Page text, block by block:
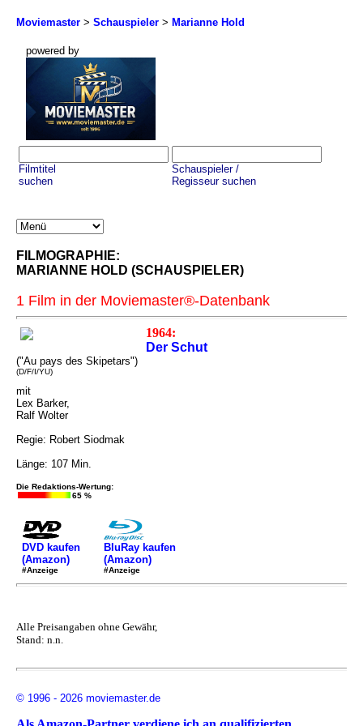
Moviemaster > Schauspieler > Marianne Hold
powered by
Filmtitel
suchen
Schauspieler /
Regisseur suchen
FILMOGRAPHIE:
MARIANNE HOLD (SCHAUSPIELER)
1 Film in der Moviemaster®-Datenbank
1964:
Der Schut
("Au pays des Skipetars")
(D/F/I/YU)
mit
Lex Barker,
Ralf Wolter
Regie: Robert Siodmak
Länge: 107 Min.
Die Redaktions-Wertung:
65 %
DVD kaufen
(Amazon)
#Anzeige
BluRay kaufen
(Amazon)
#Anzeige
Alle Preisangaben ohne Gewähr,
Stand: n.n.
© 1996 - 2026 moviemaster.de